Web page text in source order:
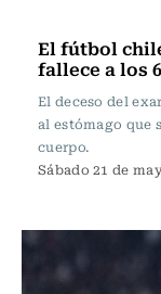
El fútbol
fallece a los
El deceso del
al estómago que
cuerpo.
Sábado 21 de